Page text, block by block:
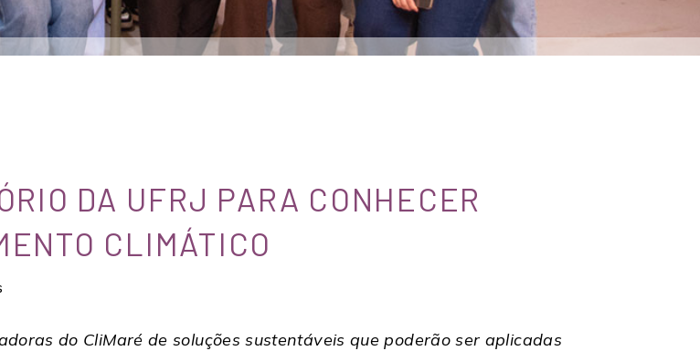
DA UFRJ PARA CONHECER
CLIMÁTICO
do CliMaré de soluções sustentáveis que poderão ser aplicadas